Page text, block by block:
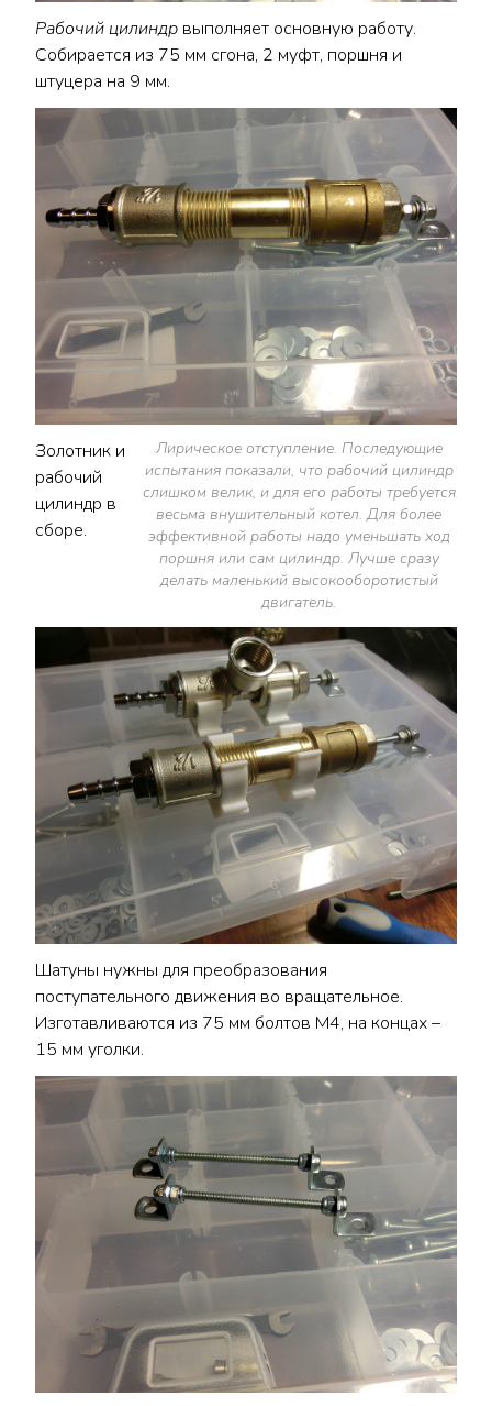
Рабочий цилиндр выполняет основную работу.
Собирается из 75 мм сгона, 2 муфт, поршня и
штуцера на 9 мм.
Лирическое отступление. Последующие
испытания показали, что рабочий цилиндр
слишком велик, и для его работы требуется
весьма внушительный котел. Для более
эффективной работы надо уменьшать ход
поршня или сам цилиндр. Лучше сразу
делать маленький высокооборотистый
двигатель.
Золотник и
рабочий
цилиндр в
сборе.
Шатуны нужны для преобразования
поступательного движения во вращательное.
Изготавливаются из 75 мм болтов М4, на концах –
15 мм уголки.